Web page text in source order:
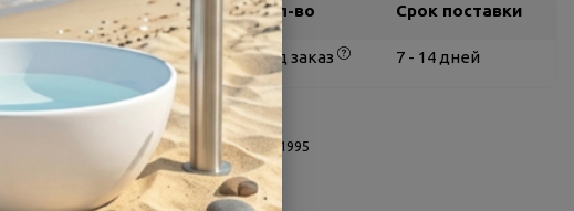
Склад Кол-во Срок поставки
Белгород под заказ 7 - 14 дней
О товаре
Заводской артикул: 1WH111995
Производитель: Santek
Страна:
Россия